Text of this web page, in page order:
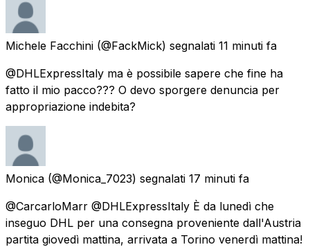
Michele Facchini (@FackMick) segnalati 11 minuti fa
@DHLExpressItaly ma è possibile sapere che fine ha
fatto il mio pacco??? O devo sporgere denuncia per
appropriazione indebita?
Monica (@Monica_7023) segnalati 17 minuti fa
@CarcarloMarr @DHLExpressItaly È da lunedì che
inseguo DHL per una consegna proveniente dall'Austria
partita giovedì mattina, arrivata a Torino venerdì mattina!